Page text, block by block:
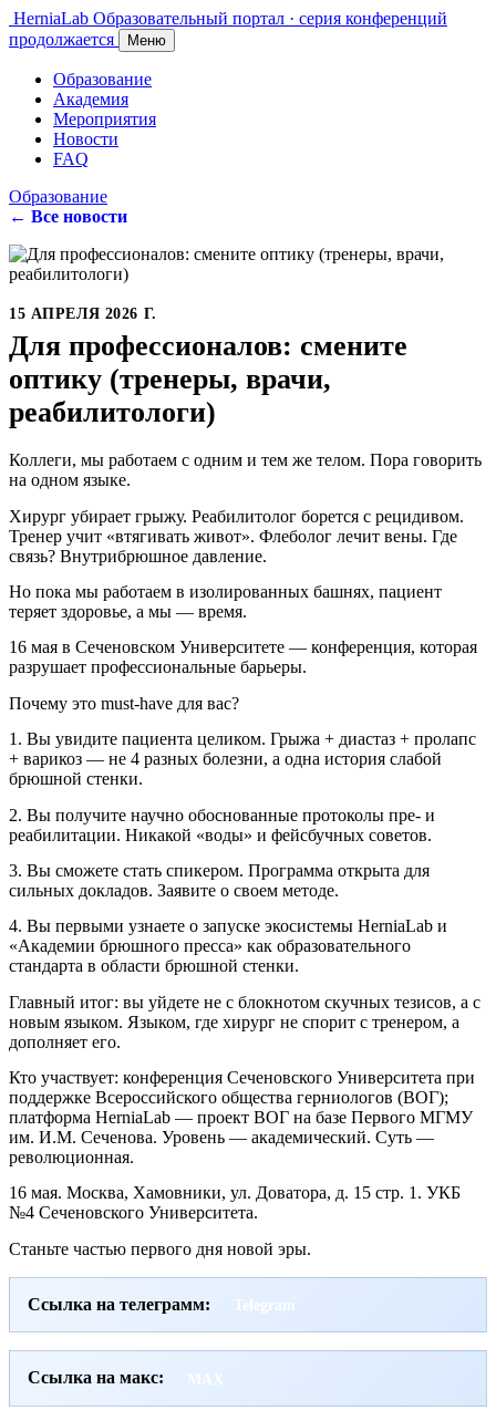
HerniaLab Образовательный портал · серия конференций
продолжается
Меню
Образование
Академия
Мероприятия
Новости
FAQ
Образование
← Все новости
15 АПРЕЛЯ 2026 Г.
Для профессионалов: смените
оптику (тренеры, врачи,
реабилитологи)
Коллеги, мы работаем с одним и тем же телом. Пора говорить
на одном языке.
Хирург убирает грыжу. Реабилитолог борется с рецидивом.
Тренер учит «втягивать живот». Флеболог лечит вены. Где
связь? Внутрибрюшное давление.
Но пока мы работаем в изолированных башнях, пациент
теряет здоровье, а мы — время.
16 мая в Сеченовском Университете — конференция, которая
разрушает профессиональные барьеры.
Почему это must-have для вас?
1. Вы увидите пациента целиком. Грыжа + диастаз + пролапс
+ варикоз — не 4 разных болезни, а одна история слабой
брюшной стенки.
2. Вы получите научно обоснованные протоколы пре- и
реабилитации. Никакой «воды» и фейсбучных советов.
3. Вы сможете стать спикером. Программа открыта для
сильных докладов. Заявите о своем методе.
4. Вы первыми узнаете о запуске экосистемы HerniaLab и
«Академии брюшного пресса» как образовательного
стандарта в области брюшной стенки.
Главный итог: вы уйдете не с блокнотом скучных тезисов, а с
новым языком. Языком, где хирург не спорит с тренером, а
дополняет его.
Кто участвует: конференция Сеченовского Университета при
поддержке Всероссийского общества герниологов (ВОГ);
платформа HerniaLab — проект ВОГ на базе Первого МГМУ
им. И.М. Сеченова. Уровень — академический. Суть —
революционная.
16 мая. Москва, Хамовники, ул. Доватора, д. 15 стр. 1. УКБ
№4 Сеченовского Университета.
Станьте частью первого дня новой эры.
Ссылка на телеграмм: Telegram
Ссылка на макс: MAX